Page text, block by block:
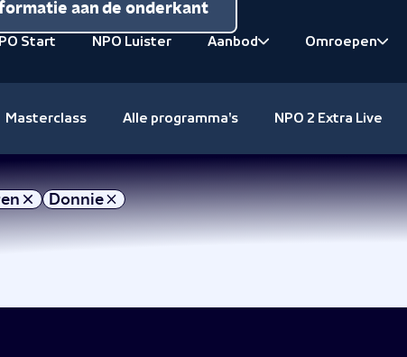
aan de onderkant
Start NPO Luister
Aanbod
Omroepen
Masterclass Alle programma's NPO 2 Extra Live
Donnie